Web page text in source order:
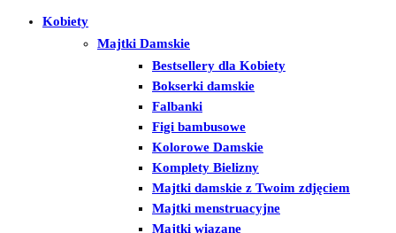
Kobiety
Majtki Damskie
Bestsellery dla Kobiety
Bokserki damskie
Falbanki
Figi bambusowe
Kolorowe Damskie
Komplety Bielizny
Majtki damskie z Twoim zdjęciem
Majtki menstruacyjne
Majtki wiązane